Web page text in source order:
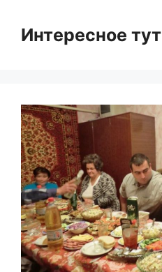
contentИнтересное тут